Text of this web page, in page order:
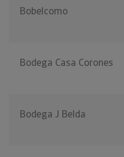
Bobelcomo
Bodega Casa Corones
Bodega J Belda